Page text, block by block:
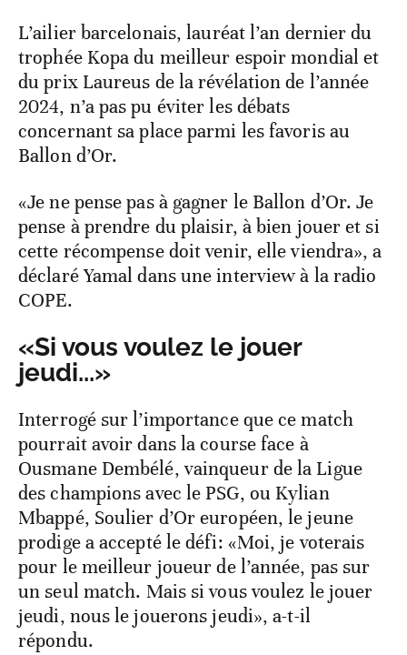
L’ailier barcelonais, lauréat l’an dernier du
trophée Kopa du meilleur espoir mondial et
du prix Laureus de la révélation de l’année
2024, n’a pas pu éviter les débats
concernant sa place parmi les favoris au
Ballon d’Or.
«Je ne pense pas à gagner le Ballon d’Or. Je
pense à prendre du plaisir, à bien jouer et si
cette récompense doit venir, elle viendra», a
déclaré Yamal dans une interview à la radio
COPE.
«Si vous voulez le jouer
jeudi...»
Interrogé sur l’importance que ce match
pourrait avoir dans la course face à
Ousmane Dembélé, vainqueur de la Ligue
des champions avec le PSG, ou Kylian
Mbappé, Soulier d’Or européen, le jeune
prodige a accepté le défi: «Moi, je voterais
pour le meilleur joueur de l’année, pas sur
un seul match. Mais si vous voulez le jouer
jeudi, nous le jouerons jeudi», a-t-il
répondu.